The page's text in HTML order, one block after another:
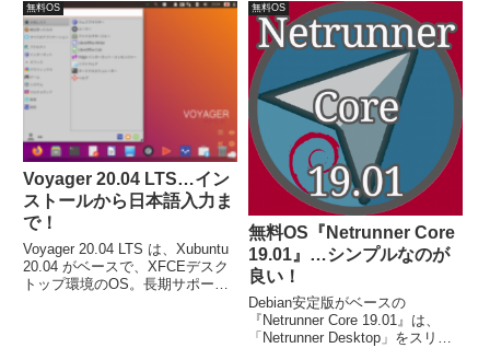
無料OS
Voyager 20.04 LTS…イン
ストールから日本語入力ま
で！
Voyager 20.04 LTS は、Xubuntu
20.04 がベースで、XFCEデスク
トップ環境のOS。長期サポート
無料OS
無料OS『Netrunner Core
19.01』…シンプルなのが
良い！
Debian安定版がベースの
『Netrunner Core 19.01』は、
「Netrunner Desktop」をスリム